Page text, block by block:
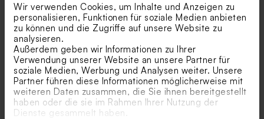
Wir verwenden Cookies, um Inhalte und Anzeigen zu
personalisieren, Funktionen für soziale Medien anbieten
zu können und die Zugriffe auf unsere Website zu
analysieren.
Außerdem geben wir Informationen zu Ihrer
Verwendung unserer Website an unsere Partner für
soziale Medien, Werbung und Analysen weiter. Unsere
Partner führen diese Informationen möglicherweise mit
weiteren Daten zusammen, die Sie ihnen bereitgestellt
haben oder die sie im Rahmen Ihrer Nutzung der
Dienste gesammelt haben.
Hochzeit 1 kg (± 1120 Stück)
Gastgeschenk zur Hochzeit 1
kg (± 450 Stück)